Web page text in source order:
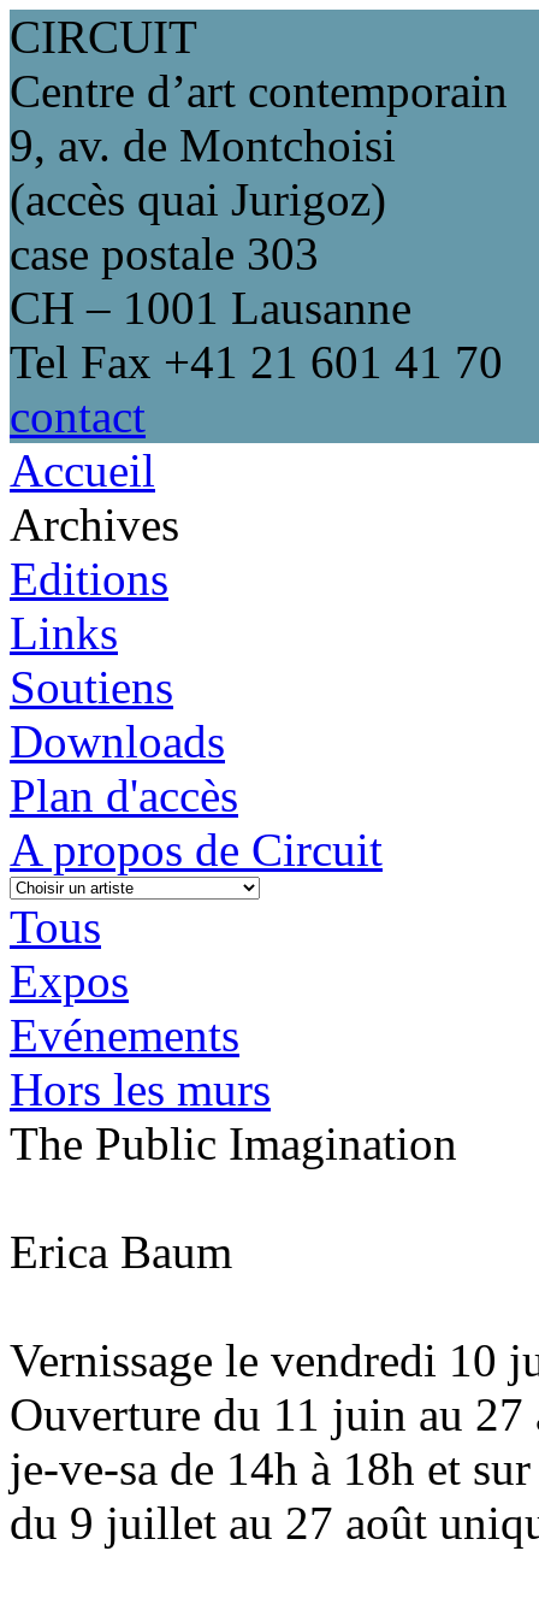
CIRCUIT
Centre d’art contemporain
9, av. de Montchoisi
(accès quai Jurigoz)
case postale 303
CH – 1001 Lausanne
Tel Fax +41 21 601 41 70
contact
Accueil
Archives
Editions
Links
Soutiens
Downloads
Plan d'accès
A propos de Circuit
Tous
Expos
Evénements
Hors les murs
The Public Imagination
Erica Baum
Vernissage le vendredi 10
Ouverture du 11 juin au 27
je-ve-sa de 14h à 18h et
du 9 juillet au 27 août